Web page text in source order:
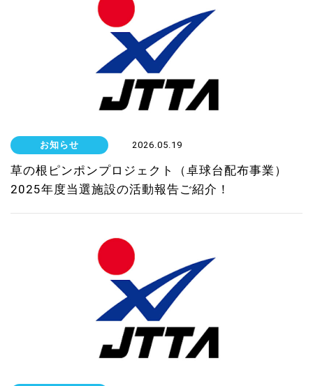
お知らせ 2026.05.19
草の根ピンポンプロジェクト（卓球台配布事業）
2025年度当選施設の活動報告ご紹介！